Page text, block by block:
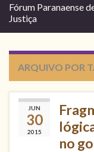
Fórum Paranaense
Justiça
ARQUIVO POR
JUN
30
2015
no